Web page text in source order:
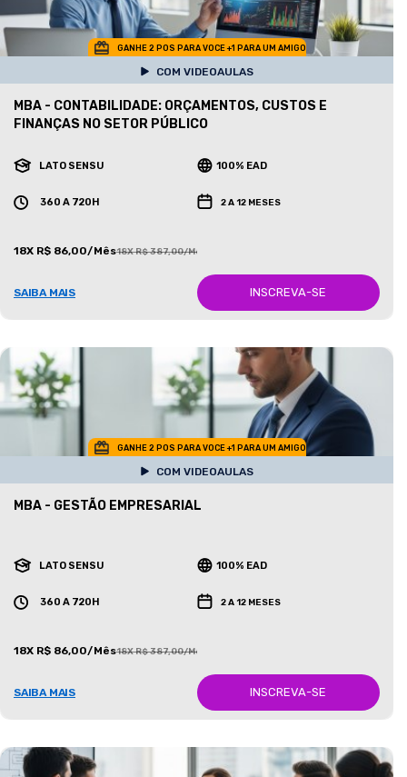
GANHE 2 POS PARA VOCE +1 PARA UM AMIGO
COM VIDEOAULAS
MBA - CONTABILIDADE: ORÇAMENTOS, CUSTOS E
FINANÇAS NO SETOR PÚBLICO
LATO SENSU 100% EAD
360 A 720H 2 A 12 MESES
18X R$ 86,00/Mês18X R$ 387,00/Mês
SAIBA MAIS INSCREVA-SE
GANHE 2 POS PARA VOCE +1 PARA UM AMIGO
COM VIDEOAULAS
MBA - GESTÃO EMPRESARIAL
LATO SENSU 100% EAD
360 A 720H 2 A 12 MESES
18X R$ 86,00/Mês18X R$ 387,00/Mês
SAIBA MAIS INSCREVA-SE